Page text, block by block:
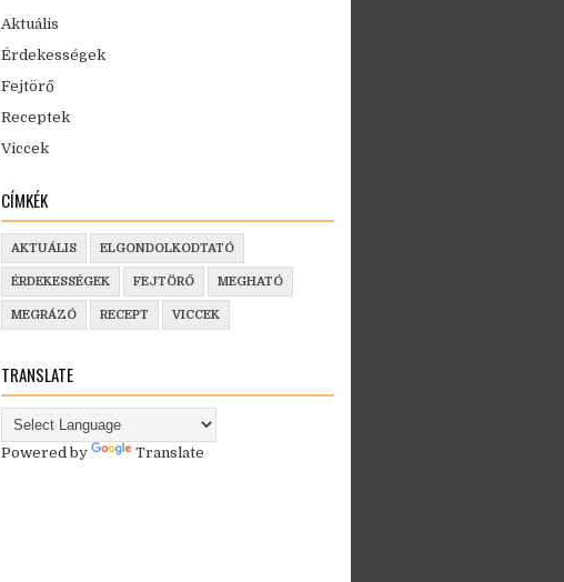
Aktuális
Érdekességek
Fejtörő
Receptek
Viccek
CÍMKÉK
AKTUÁLIS ELGONDOLKODTATÓ
ÉRDEKESSÉGEK FEJTÖRŐ MEGHATÓ
MEGRÁZÓ RECEPT VICCEK
TRANSLATE
Powered by Translate